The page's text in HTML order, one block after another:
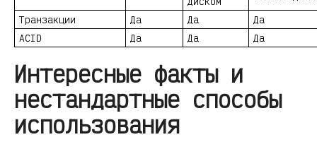
Транзакции
Да Да
Да
ACID
Да Да Да
Интересные факты и
нестандартные способы
использования